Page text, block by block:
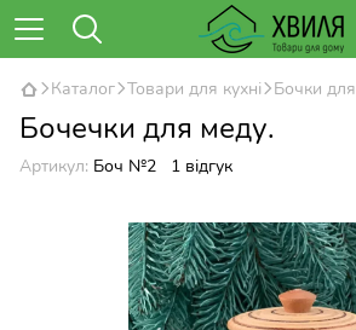
Каталог Товари для кухні Бочки
Бочечки для меду.
Артикул: Боч №2 1 відгук